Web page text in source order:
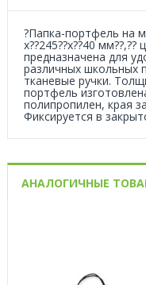
?Папка-портфель на
x??245??x??40
предназначена для
различных школьных
тканевые ручки.
портфель
полипропилен, края
Фиксируется в
АНАЛОГИЧНЫЕ